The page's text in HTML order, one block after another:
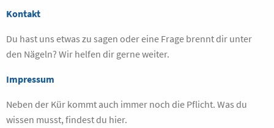
Kontakt
Du hast uns etwas zu sagen oder eine Frage brennt dir unter
den Nägeln? Wir helfen dir gerne weiter.
Impressum
Neben der Kür kommt auch immer noch die Pflicht. Was du
wissen musst, findest du hier.